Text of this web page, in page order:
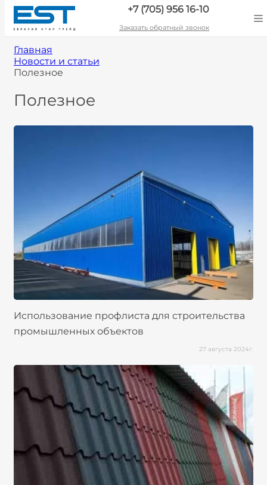
+7 (705) 956 16-10
Заказать обратный звонок
Главная
Новости и статьи
Полезное
Полезное
Использование профлиста для строительства
промышленных объектов
27 августа 2024г.